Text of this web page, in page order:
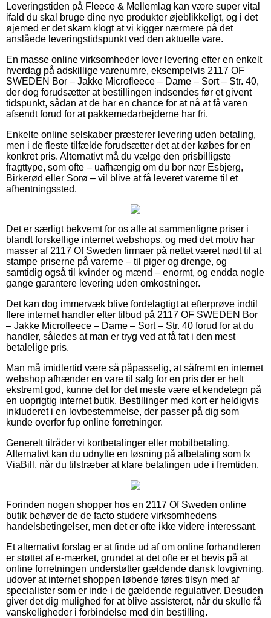
Leveringstiden på Fleece & Mellemlag kan være super vital
ifald du skal bruge dine nye produkter øjeblikkeligt, og i det
øjemed er det skam klogt at vi kigger nærmere på det
anslåede leveringstidspunkt ved den aktuelle vare.
En masse online virksomheder lover levering efter en enkelt
hverdag på adskillige varenumre, eksempelvis 2117 OF
SWEDEN Bor – Jakke Microfleece – Dame – Sort – Str. 40,
der dog forudsætter at bestillingen indsendes før et givent
tidspunkt, sådan at de har en chance for at nå at få varen
afsendt forud for at pakkemedarbejderne har fri.
Enkelte online selskaber præsterer levering uden betaling,
men i de fleste tilfælde forudsætter det at der købes for en
konkret pris. Alternativt må du vælge den prisbilligste
fragttype, som ofte – uafhængig om du bor nær Esbjerg,
Birkerød eller Sorø – vil blive at få leveret varerne til et
afhentningssted.
Det er særligt bekvemt for os alle at sammenligne priser i
blandt forskellige internet webshops, og med det motiv har
masser af 2117 Of Sweden firmaer på nettet været nødt til at
stampe priserne på varerne – til piger og drenge, og
samtidig også til kvinder og mænd – enormt, og endda nogle
gange garantere levering uden omkostninger.
Det kan dog immervæk blive fordelagtigt at efterprøve indtil
flere internet handler efter tilbud på 2117 OF SWEDEN Bor
– Jakke Microfleece – Dame – Sort – Str. 40 forud for at du
handler, således at man er tryg ved at få fat i den mest
betalelige pris.
Man må imidlertid være så påpasselig, at såfremt en internet
webshop afhænder en vare til salg for en pris der er helt
ekstremt god, kunne det for det meste være et kendetegn på
en uoprigtig internet butik. Bestillinger med kort er heldigvis
inkluderet i en lovbestemmelse, der passer på dig som
kunde overfor fup online forretninger.
Generelt tilråder vi kortbetalinger eller mobilbetaling.
Alternativt kan du udnytte en løsning på afbetaling som fx
ViaBill, når du tilstræber at klare betalingen ude i fremtiden.
Forinden nogen shopper hos en 2117 Of Sweden online
butik behøver de de facto studere virksomhedens
handelsbetingelser, men det er ofte ikke videre interessant.
Et alternativt forslag er at finde ud af om online forhandleren
er støttet af e-mærket, grundet at det ofte er et bevis på at
online forretningen understøtter gældende dansk lovgivning,
udover at internet shoppen løbende føres tilsyn med af
specialister som er inde i de gældende regulativer. Desuden
giver det dig mulighed for at blive assisteret, når du skulle få
vanskeligheder i forbindelse med din bestilling.